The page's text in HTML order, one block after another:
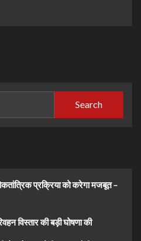
Search
प्रक्रिया को करेगा मजबूत –
विस्तार की बड़ी घोषणा की